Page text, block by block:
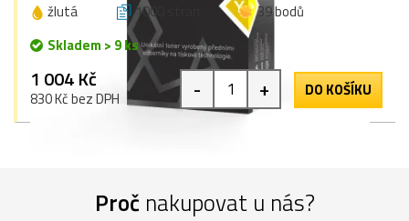
žlutá 1000 stran
39 bodů
Skladem > 9 ks
1 004 Kč
830 Kč bez DPH - + DO KOŠÍKU
Proč nakupovat u nás?